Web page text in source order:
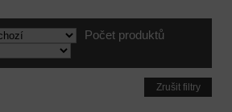
Počet produktů
Zrušit filtry